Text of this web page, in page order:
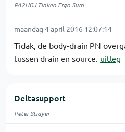
PA2HGJTinkeo Ergo Sum
maandag 4 april 2016 12:07:14
Tidak, de body-drain PN
tussen drain en source. uitleg
Deltasupport
Peter Strayer